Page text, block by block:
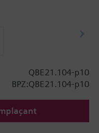
QBE21.104-p10
BPZ:QBE21.104-p10